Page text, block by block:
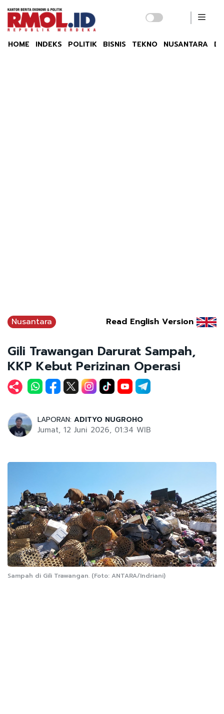
HOME INDEKS POLITIK BISNIS TEKNO NUSANTARA
Nusantara Read English Version
Gili Trawangan Darurat Sampah,
KKP Kebut Perizinan Operasi
LAPORAN: ADITYO NUGROHO
Jumat, 12 Juni 2026, 01:34 WIB
Sampah di Gili Trawangan. (Foto: ANTARA/Indriani)